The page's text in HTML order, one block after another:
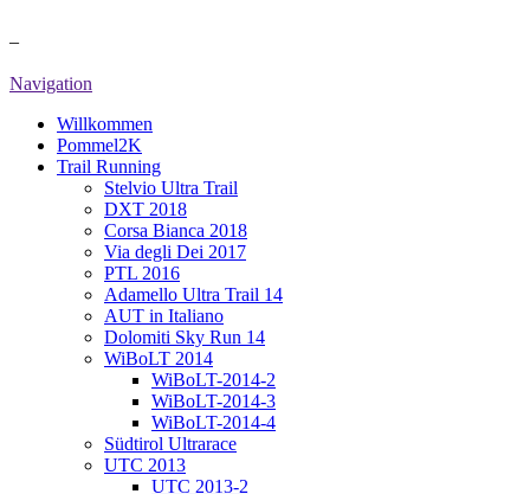
–
Navigation
Willkommen
Pommel2K
Trail Running
Stelvio Ultra Trail
DXT 2018
Corsa Bianca 2018
Via degli Dei 2017
PTL 2016
Adamello Ultra Trail 14
AUT in Italiano
Dolomiti Sky Run 14
WiBoLT 2014
WiBoLT-2014-2
WiBoLT-2014-3
WiBoLT-2014-4
Südtirol Ultrarace
UTC 2013
UTC 2013-2